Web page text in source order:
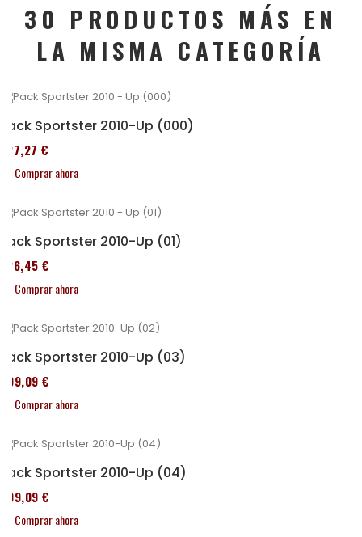
30 PRODUCTOS MÁS EN
LA MISMA CATEGORÍA
Pack Sportster 2010-Up (000)
227,27 €
Comprar ahora
Pack Sportster 2010-Up (01)
326,45 €
Comprar ahora
Pack Sportster 2010-Up (03)
409,09 €
Comprar ahora
Pack Sportster 2010-Up (04)
409,09 €
Comprar ahora